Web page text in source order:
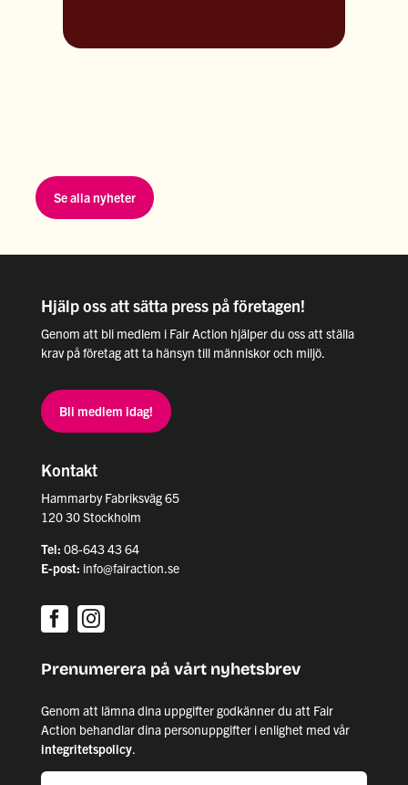
Se alla nyheter
Hjälp oss att sätta press på företagen!
Genom att bli medlem i Fair Action hjälper du oss att ställa
krav på företag att ta hänsyn till människor och miljö.
Bli medlem idag!
Kontakt
Hammarby Fabriksväg 65
120 30 Stockholm
Tel: 08-643 43 64
E-post: info@fairaction.se
Prenumerera på vårt nyhetsbrev
Genom att lämna dina uppgifter godkänner du att Fair
Action behandlar dina personuppgifter i enlighet med vår
integritetspolicy.